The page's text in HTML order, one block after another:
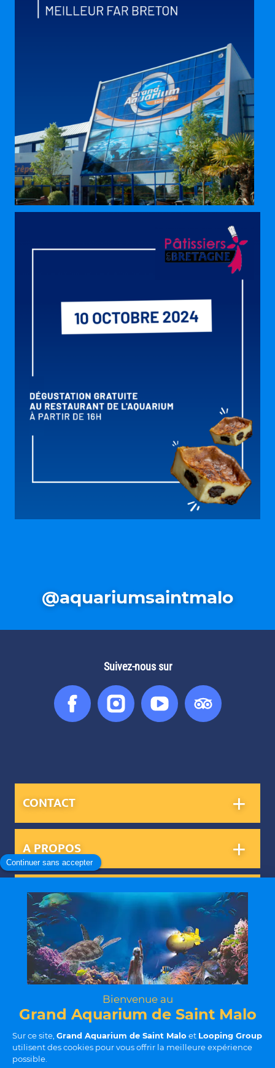
@aquariumsaintmalo
Suivez-nous sur
FacebookInstagram
You
Tube
CONTACT
A PROPOS
INFORMATIONS PRATIQUES
NOS SERVICES
Protection des données Politique RSE